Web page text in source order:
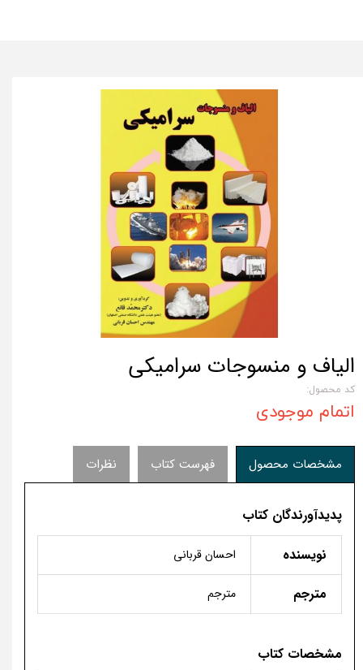
الیاف و منسوجات سرامیکی
کد محصول:
اتمام موجودی
مشخصات محصول فهرست کتاب نظرات
پدیدآورندگان کتاب
نویسنده
احسان قربانی
مترجم مترجم
مشخصات کتاب